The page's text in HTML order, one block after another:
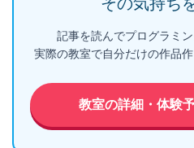
記事を読んでプログラミ
実際の教室で自分だけの作品
教室の詳細・体験